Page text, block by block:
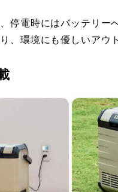
停電時にはバッテリー
、環境にも優しいアウ